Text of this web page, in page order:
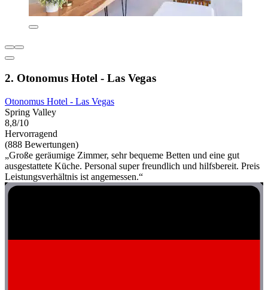
2. Otonomus Hotel - Las Vegas
Otonomus Hotel - Las Vegas
Spring Valley
8,8/10
Hervorragend
(888 Bewertungen)
„Große geräumige Zimmer, sehr bequeme Betten und eine gut
ausgestattete Küche. Personal super freundlich und hilfsbereit. Preis
Leistungsverhältnis ist angemessen.“